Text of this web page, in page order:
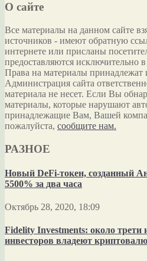
О сайте
Все материалы на данном сайте
источников - имеют обратную
интернете или присланы
предоставляются исключительно
Права на материалы принадлежат
Администрация сайта
материала не несет. Если Вы
материалы, которые нарушают
принадлежащие Вам, Вашей
пожалуйста, сообщите нам.
РАЗНОЕ
Новый DeFi-токен, созданный
5500% за два часа
Октябрь 28, 2020, 18:09
Fidelity Investments: около трети
инвесторов владеют